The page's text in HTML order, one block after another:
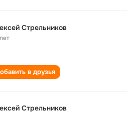
Стрельников
в друзья
Стрельников